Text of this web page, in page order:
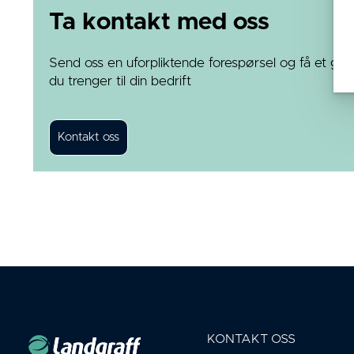
Ta kontakt med oss
Send oss en uforpliktende forespørsel og få et
du trenger til din bedrift
KONTAKT OSS